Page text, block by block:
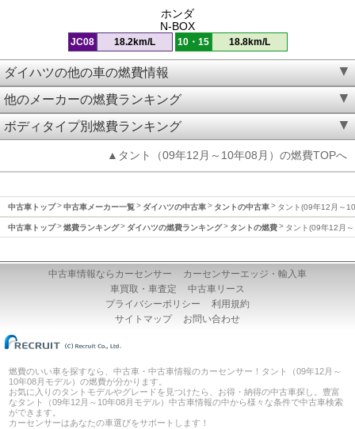
ホンダ
N-BOX
JC08 18.2km/L 10・15 18.8km/L
ダイハツの他の車の燃費情報
他のメーカーの燃費ランキング
ボディタイプ別燃費ランキング
▲タント（09年12月～10年08月）の燃費TOPへ
中古車トップ 中古車メーカー一覧 ダイハツの中古車 タントの中古車 タント(09年12月～
中古車トップ 燃費ランキング ダイハツの燃費ランキング タントの燃費 タント(09年12月
中古車情報ならカーセンサー
カーセンサーエッジ・輸入車
車買取・車査定
中古車リース
プライバシーポリシー
利用規約
サイトマップ
お問い合わせ
燃費のいい車を探すなら、中古車・中古車情報のカーセンサー！タント（09年12月～
10年08月モデル）の燃費が分かります。
お気に入りのタントモデルやグレードを見つけたら、お得・納得の中古車探し。豊富
なタント（09年12月～10年08月モデル）中古車情報の中から様々な条件で中古車検索
ができます。
カーセンサーはあなたの車選びをサポートします！